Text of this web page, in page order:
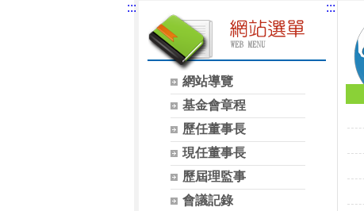
:::
網站導覽
基金會章程
歷任董事長
現任董事長
歷屆理監事
會議記錄
:::